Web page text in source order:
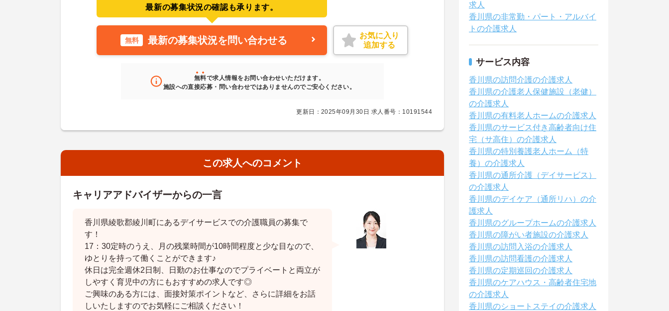
最新の募集状況の確認も承ります。
無料 最新の募集状況を問い合わせる
お気に入り
追加する
無料で求人情報をお問い合わせいただけます。
施設への直接応募・問い合わせではありませんのでご安心ください。
更新日：2025年09月30日 求人番号：10191544
この求人へのコメント
キャリアアドバイザーからの一言
香川県綾歌郡綾川町にあるデイサービスでの介護職員の募集で
す！
17：30定時のうえ、月の残業時間が10時間程度と少な目なので、
ゆとりを持って働くことができます♪
休日は完全週休2日制、日勤のお仕事なのでプライベートと両立が
しやすく育児中の方にもおすすめの求人です◎
ご興味のある方には、面接対策ポイントなど、さらに詳細をお話
しいたしますのでお気軽にご相談ください！
求人
香川県の非常勤・パート・アルバイ
トの介護求人
サービス内容
香川県の訪問介護の介護求人
香川県の介護老人保健施設（老健）
の介護求人
香川県の有料老人ホームの介護求人
香川県のサービス付き高齢者向け住
宅（サ高住）の介護求人
香川県の特別養護老人ホーム（特
養）の介護求人
香川県の通所介護（デイサービス）
の介護求人
香川県のデイケア（通所リハ）の介
護求人
香川県のグループホームの介護求人
香川県の障がい者施設の介護求人
香川県の訪問入浴の介護求人
香川県の訪問看護の介護求人
香川県の定期巡回の介護求人
香川県のケアハウス・高齢者住宅地
の介護求人
香川県のショートステイの介護求人